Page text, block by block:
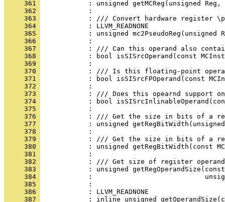
     361
     362
     363
     364
     365
     366
     367
     368
     369
     370
     371
     372
     373
     374
     375
     376
     377
     378
     379
     380
     381
     382
     383
     384
     385
     386
     387